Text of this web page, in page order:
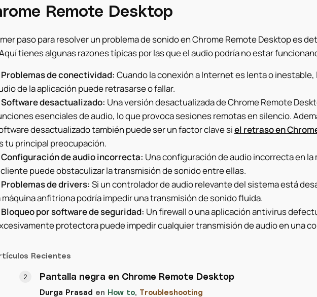
Remote Desktop
paso para resolver un problema de sonido en Chrome Remote Desktop es
tienes algunas razones típicas por las que el audio podría no estar
Problemas de conectividad: Cuando la conexión a Internet es lenta o
de la aplicación puede retrasarse o fallar.
Software desactualizado: Una versión desactualizada de Chrome Remote
esenciales de audio, lo que provoca sesiones remotas en silencio.
desactualizado también puede ser un factor clave siel retraso en
tu principal preocupación.
Configuración de audio incorrecta: Una configuración de audio incorrecta en
puede obstaculizar la transmisión de sonido entre ellas.
Problemas de drivers: Si un controlador de audio relevante del sistema está
máquina anfitriona podría impedir una transmisión de sonido fluida.
Bloqueo por software de seguridad: Un firewall o una aplicación antivirus
protectora puede impedir cualquier transmisión de audio en una
Recientes
Pantalla negra en Chrome Remote Desktop
Durga Prasad en How to, Troubleshooting